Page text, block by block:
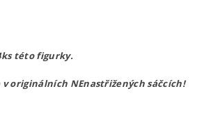
této figurky.
v originálních NEnastřižených sáčcích!